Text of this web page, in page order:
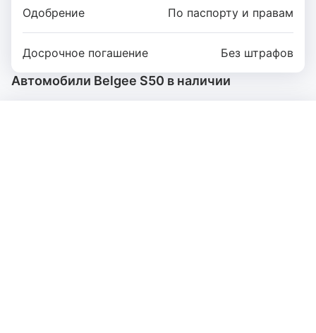
Одобрение По паспорту и правам
Досрочное погашение Без штрафов
Автомобили Belgee S50 в наличии